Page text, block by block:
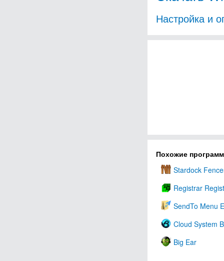
Настройка и
Похожие
Stardock
Registrar
SendTo Menu
Cloud System
Big Ear